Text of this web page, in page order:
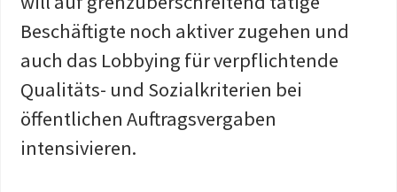
Beschäftigte noch aktiver zugehen und
auch das Lobbying für verpflichtende
Qualitäts- und Sozialkriterien bei
öffentlichen Auftragsvergaben
intensivieren.